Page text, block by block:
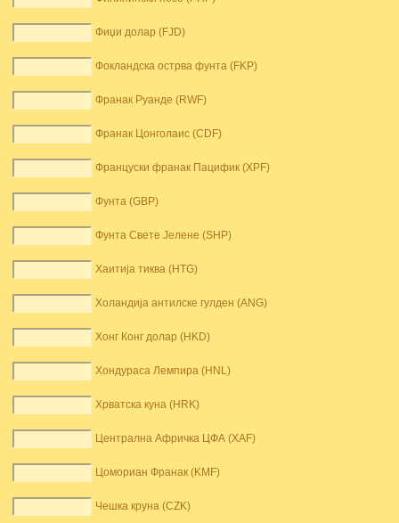
Фиџи долар (FJD)
Фокландска острва фунта (FKP)
Франак Руанде (RWF)
Франак Цонголаис (CDF)
Француски франак Пацифик (XPF)
Фунта (GBP)
Фунта Свете Јелене (SHP)
Хаитија тиква (HTG)
Холандија антилске гулден (ANG)
Хонг Конг долар (HKD)
Хондураса Лемпира (HNL)
Хрватска куна (HRK)
Централна Афричка ЦФА (XAF)
Цомориан Франак (KMF)
Чешка круна (CZK)